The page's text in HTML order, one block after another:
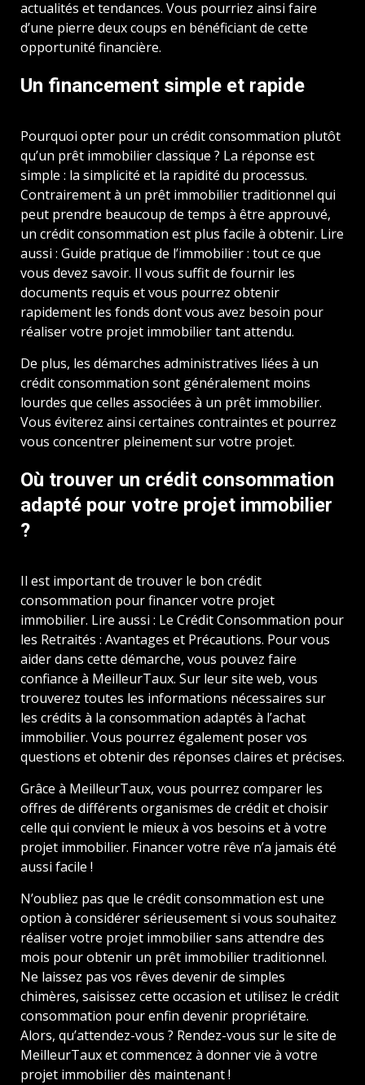
actualités et tendances. Vous pourriez ainsi faire
d’une pierre deux coups en bénéficiant de cette
opportunité financière.
Un financement simple et rapide
Pourquoi opter pour un crédit consommation plutôt
qu’un prêt immobilier classique ? La réponse est
simple : la simplicité et la rapidité du processus.
Contrairement à un prêt immobilier traditionnel qui
peut prendre beaucoup de temps à être approuvé,
un crédit consommation est plus facile à obtenir. Lire
aussi : Guide pratique de l’immobilier : tout ce que
vous devez savoir. Il vous suffit de fournir les
documents requis et vous pourrez obtenir
rapidement les fonds dont vous avez besoin pour
réaliser votre projet immobilier tant attendu.
De plus, les démarches administratives liées à un
crédit consommation sont généralement moins
lourdes que celles associées à un prêt immobilier.
Vous éviterez ainsi certaines contraintes et pourrez
vous concentrer pleinement sur votre projet.
Où trouver un crédit consommation
adapté pour votre projet immobilier
?
Il est important de trouver le bon crédit
consommation pour financer votre projet
immobilier. Lire aussi : Le Crédit Consommation pour
les Retraités : Avantages et Précautions. Pour vous
aider dans cette démarche, vous pouvez faire
confiance à MeilleurTaux. Sur leur site web, vous
trouverez toutes les informations nécessaires sur
les crédits à la consommation adaptés à l’achat
immobilier. Vous pourrez également poser vos
questions et obtenir des réponses claires et précises.
Grâce à MeilleurTaux, vous pourrez comparer les
offres de différents organismes de crédit et choisir
celle qui convient le mieux à vos besoins et à votre
projet immobilier. Financer votre rêve n’a jamais été
aussi facile !
N’oubliez pas que le crédit consommation est une
option à considérer sérieusement si vous souhaitez
réaliser votre projet immobilier sans attendre des
mois pour obtenir un prêt immobilier traditionnel.
Ne laissez pas vos rêves devenir de simples
chimères, saisissez cette occasion et utilisez le crédit
consommation pour enfin devenir propriétaire.
Alors, qu’attendez-vous ? Rendez-vous sur le site de
MeilleurTaux et commencez à donner vie à votre
projet immobilier dès maintenant !